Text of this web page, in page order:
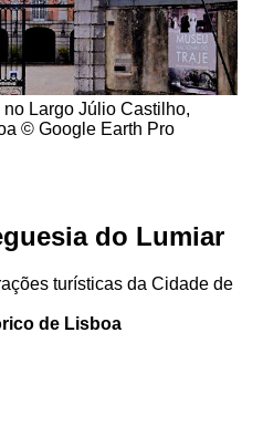
no Largo Júlio Castilho,
© Google Earth Pro
do Lumiar
turísticas da Cidade de
de Lisboa